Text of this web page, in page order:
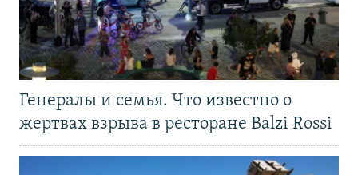
Генералы и семья. Что известно о
жертвах взрыва в ресторане Balzi Rossi